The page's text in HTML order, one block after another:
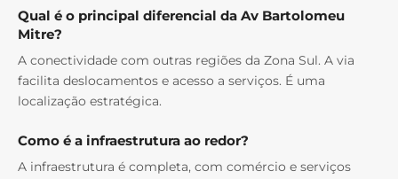
Qual é o principal diferencial da Av Bartolomeu
Mitre?
A conectividade com outras regiões da Zona Sul. A via
facilita deslocamentos e acesso a serviços. É uma
localização estratégica.
Como é a infraestrutura ao redor?
A infraestrutura é completa, com comércio e serviços